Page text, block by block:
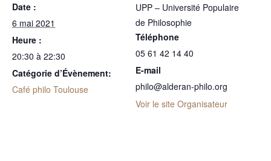
Date :
6 mai 2021
Heure :
20:30 à 22:30
Catégorie d’Évènement:
Café philo Toulouse
UPP – Université Populaire
de Philosophie
Téléphone
05 61 42 14 40
E-mail
philo@alderan-philo.org
Voir le site Organisateur